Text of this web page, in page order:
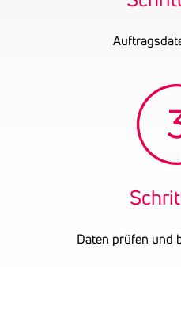
Daten prüfen und